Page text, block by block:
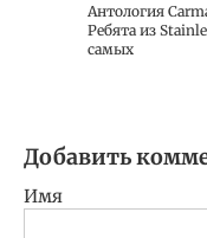
Антология
Ребята из
самых
Добавить
Имя